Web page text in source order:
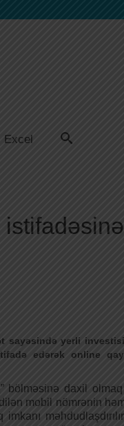
Excel
istifadəsinə
sayəsində yerli
edərək online
bölməsinə daxil
mobil nömrənin